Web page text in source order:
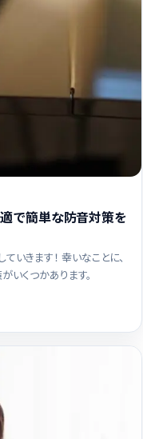
で簡単な防音対策を
いきます！ 幸いなことに、
くつかあります。